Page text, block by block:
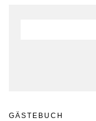
GÄSTEBUCH